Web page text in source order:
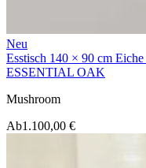
Neu
Esstisch 140 × 90 cm
ESSENTIAL OAK
Mushroom
Ab1.100,00 €